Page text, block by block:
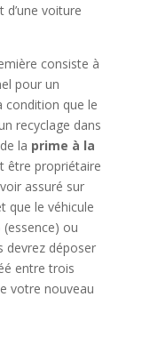
d’une voiture
consiste à
pour un
condition que le
recyclage dans
la prime à la
être propriétaire
assuré sur
que le véhicule
ou
devrez déposer
entre trois
votre nouveau